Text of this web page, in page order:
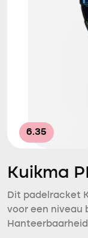
6.35
Kuikma
Dit padelracket
voor een niveau